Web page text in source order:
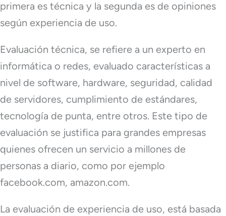
primera es técnica y la segunda es de opiniones
según experiencia de uso.
Evaluación técnica, se refiere a un experto en
informática o redes, evaluado características a
nivel de software, hardware, seguridad, calidad
de servidores, cumplimiento de estándares,
tecnología de punta, entre otros. Este tipo de
evaluación se justifica para grandes empresas
quienes ofrecen un servicio a millones de
personas a diario, como por ejemplo
facebook.com, amazon.com.
La evaluación de experiencia de uso, está basada